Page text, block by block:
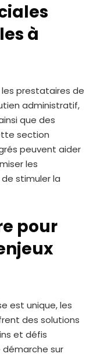
à
prestataires de
administratif,
que des
section
peuvent aider
les
stimuler la
pour
est unique, les
des solutions
et défis
sur